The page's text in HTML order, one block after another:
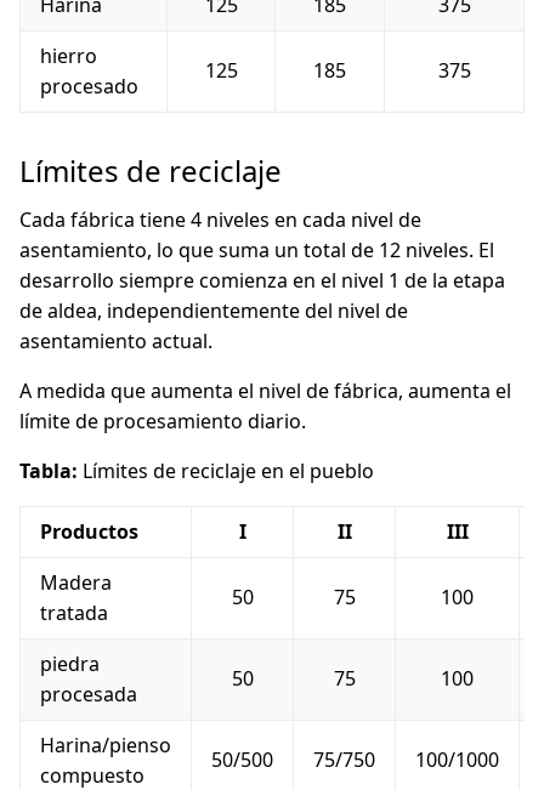
hierro
procesado
125 185 375
Límites de reciclaje
Cada fábrica tiene 4 niveles en cada nivel de
asentamiento, lo que suma un total de 12 niveles. El
desarrollo siempre comienza en el nivel 1 de la etapa
de aldea, independientemente del nivel de
asentamiento actual.
A medida que aumenta el nivel de fábrica, aumenta el
límite de procesamiento diario.
Tabla: Límites de reciclaje en el pueblo
Productos I II
III
Madera
tratada
50 75 100
piedra
procesada
50 75 100
Harina/pienso
compuesto
50/500 75/750 100/1000